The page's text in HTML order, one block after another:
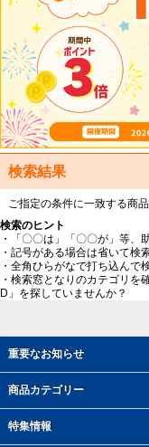
重要なお知らせ
商品カテゴリー
特集情報
検索結果
ご指定の条件に一致する商
検索のヒント
・「〇〇は」「〇〇が」等、
・記号がある場合は省いて検
・全角ひらがなで打ち込んで
・検索窓となりのカテゴリを
D」を探していませんか？